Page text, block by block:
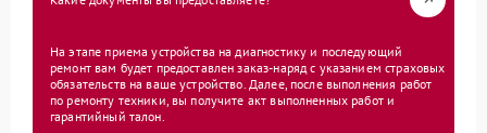
На этапе приема устройства на диагностику и последующий
ремонт вам будет предоставлен заказ-наряд с указанием страховых
обязательств на ваше устройство. Далее, после выполнения работ
по ремонту техники, вы получите акт выполненных работ и
гарантийный талон.